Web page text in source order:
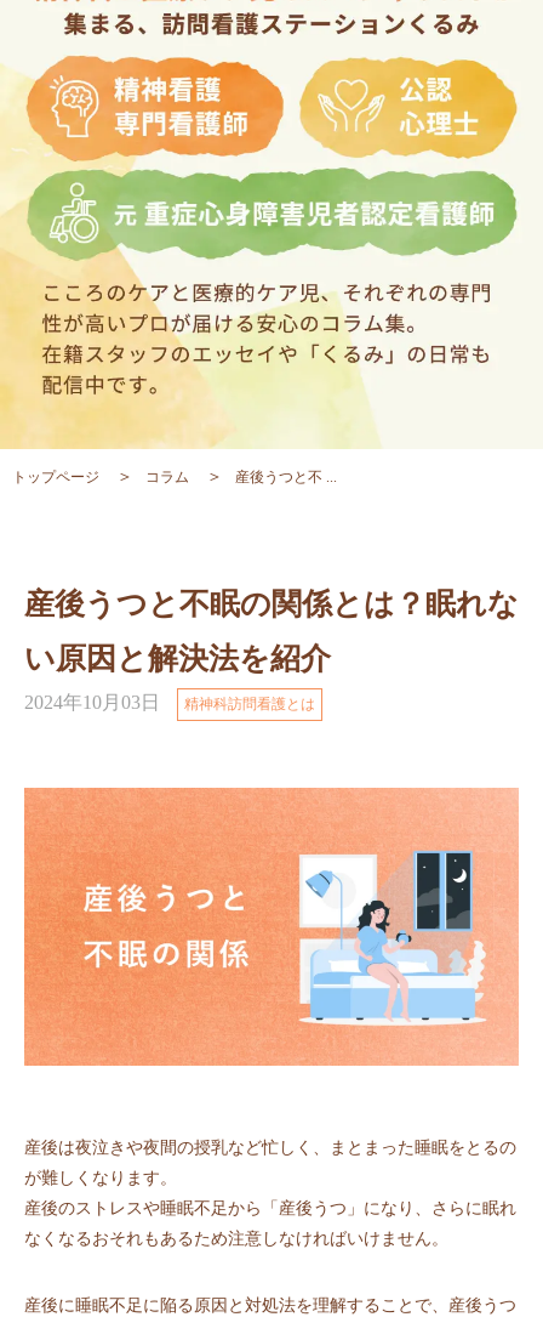
トップページ コラム 産後うつと不 ...
産後うつと不眠の関係とは？眠れな
い原因と解決法を紹介
2024年10月03日 精神科訪問看護とは
産後は夜泣きや夜間の授乳など忙しく、まとまった睡眠をとるの
が難しくなります。
産後のストレスや睡眠不足から「産後うつ」になり、さらに眠れ
なくなるおそれもあるため注意しなければいけません。
産後に睡眠不足に陥る原因と対処法を理解することで、産後うつ